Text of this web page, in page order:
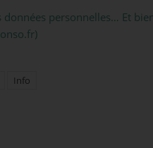
données personnelles… Et
Info